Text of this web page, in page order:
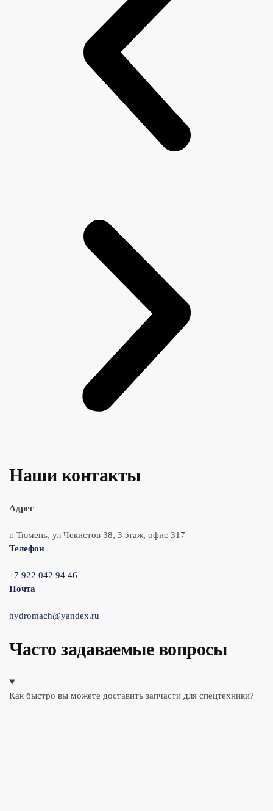
Наши контакты
Адрес
г. Тюмень, ул Чекистов 38, 3 этаж, офис 317
Телефон
+7 922 042 94 46
Почта
hydromach@yandex.ru
Часто задаваемые вопросы
Как быстро вы можете доставить запчасти для спецтехники?